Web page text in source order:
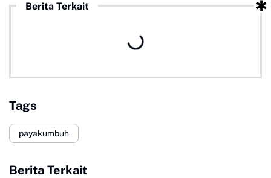
Berita Terkait
Tags
payakumbuh
Berita Terkait